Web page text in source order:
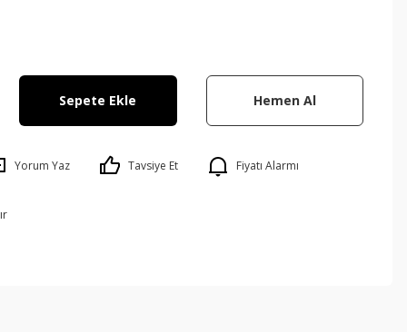
Sepete Ekle Hemen Al
Yorum Yaz Tavsiye Et Fiyatı Alarmı